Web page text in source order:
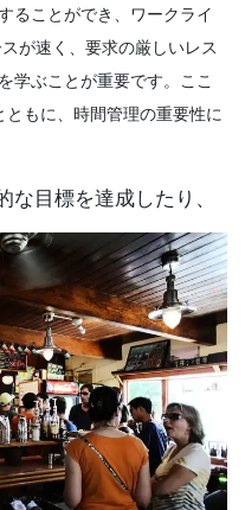
ることができ、ワークライ
が速く、要求の厳しいレス
学ぶことが重要です。ここ
もに、時間管理の重要性に
目標を達成したり、